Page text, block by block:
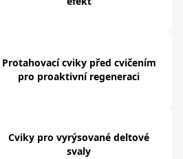
Protahovací cviky před cvičením
pro proaktivní regeneraci
Cviky pro vyrýsované deltové
svaly